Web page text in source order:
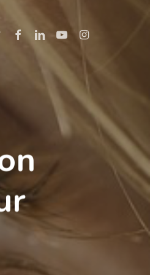
FacebookLinkedinYoutubeInstagram